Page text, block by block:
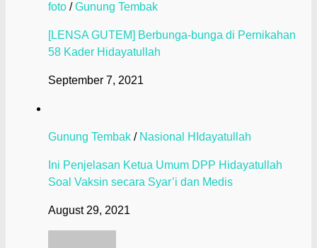
foto /Gunung Tembak
[LENSA GUTEM] Berbunga-bunga di Pernikahan
58 Kader Hidayatullah
September 7, 2021
Gunung Tembak / Nasional HIdayatullah
Ini Penjelasan Ketua Umum DPP Hidayatullah
Soal Vaksin secara Syar’i dan Medis
August 29, 2021